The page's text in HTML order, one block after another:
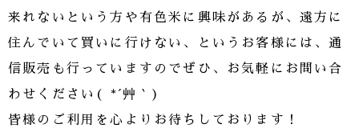
来れないという方や有色米に興味があるが、遠方に
住んでいて買いに行けない、というお客様には、通
信販売も行っていますのでぜひ、お気軽にお問い合
わせください( *´艸｀)
皆様のご利用を心よりお待ちしております！